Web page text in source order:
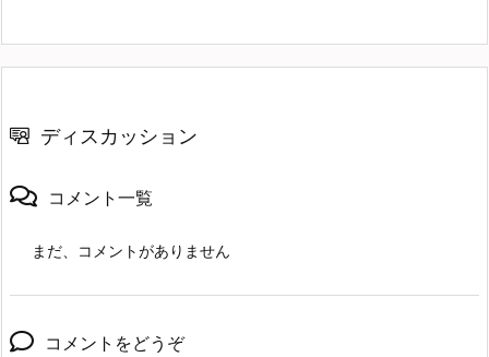
ディスカッション
コメント一覧
まだ、コメントがありません
コメントをどうぞ